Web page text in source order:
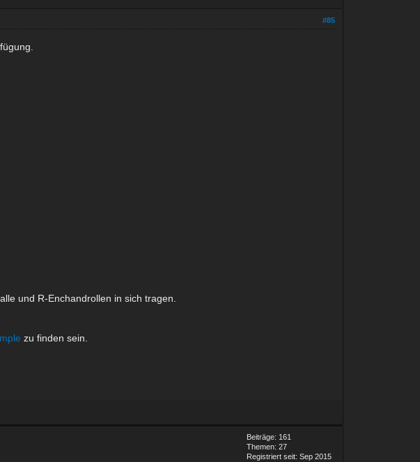
#85
und R-Enchandrollen in sich tragen.
zu finden sein.
Beiträge: 161
Themen: 27
Registriert seit: Sep 2015